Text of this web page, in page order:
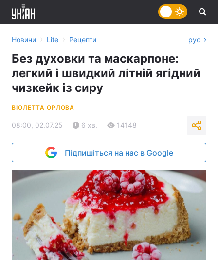
Новини › Lite › Рецепти рус
Без духовки та маскарпоне:
легкий і швидкий літній ягідний
чизкейк із сиру
ВІОЛЕТТА ОРЛОВА
08:00, 02.07.25 6 хв. 14148
Підпишіться на нас в Google